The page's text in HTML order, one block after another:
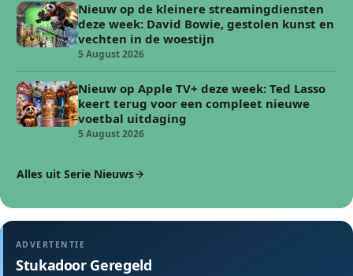
Nieuw op de kleinere streamingdiensten
deze week: David Bowie, gestolen kunst en
vechten in de woestijn
5 August 2026
Nieuw op Apple TV+ deze week: Ted Lasso
keert terug voor een compleet nieuwe
voetbal uitdaging
5 August 2026
Alles uit Serie Nieuws
ADVERTENTIE
Stukadoor Geregeld